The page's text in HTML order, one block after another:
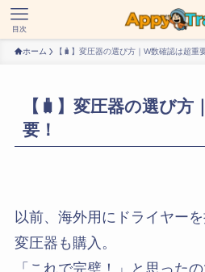
目次
ホーム 【🧳】変圧器の選び方｜W数確認は超重
【🧳】変圧器の選び方
要！
以前、海外用にドライヤー
変圧器も購入。